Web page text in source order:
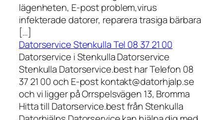
lägenheten, E-post problem,virus
infekterade datorer, reparera trasiga bärbara
[…]
Datorservice Stenkulla Tel 08 37 21 00
Datorservice i Stenkulla Datorservice
Stenkulla Datorservice.best har Telefon 08
37 21 00 och E-post kontakt@datorhjalp.se
och vi ligger på Orrspelsvägen 13, Bromma
Hitta till Datorservice.best från Stenkulla